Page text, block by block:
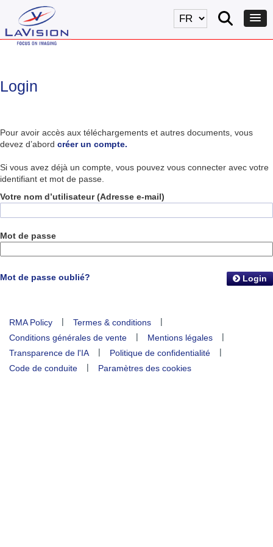
Login
Pour avoir accès aux téléchargements et autres documents, vous
devez d’abord créer un compte.
Si vous avez déjà un compte, vous pouvez vous connecter avec votre
identifiant et mot de passe.
Votre nom d’utilisateur (Adresse e-mail)
Mot de passe
Mot de passe oublié? Login
RMA Policy | Termes & conditions
|
Conditions générales de vente
| Mentions légales
|
Transparence de l'IA
| Politique de confidentialité
|
Code de conduite
| Paramètres des cookies